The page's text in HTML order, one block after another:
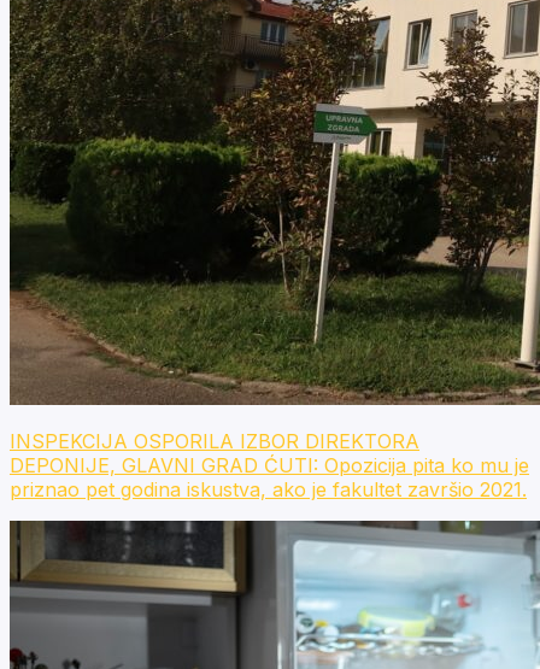
INSPEKCIJA OSPORILA IZBOR DIREKTORA
DEPONIJE, GLAVNI GRAD ĆUTI: Opozicija pita ko mu je
priznao pet godina iskustva, ako je fakultet završio 2021.